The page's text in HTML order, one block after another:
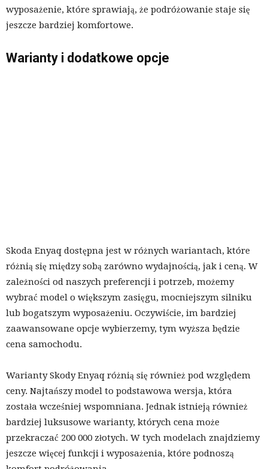
wyposażenie, które sprawiają, że podróżowanie staje się
jeszcze bardziej komfortowe.
Warianty i dodatkowe opcje
Skoda Enyaq dostępna jest w różnych wariantach, które
różnią się między sobą zarówno wydajnością, jak i ceną. W
zależności od naszych preferencji i potrzeb, możemy
wybrać model o większym zasięgu, mocniejszym silniku
lub bogatszym wyposażeniu. Oczywiście, im bardziej
zaawansowane opcje wybierzemy, tym wyższa będzie
cena samochodu.
Warianty Skody Enyaq różnią się również pod względem
ceny. Najtańszy model to podstawowa wersja, która
została wcześniej wspomniana. Jednak istnieją również
bardziej luksusowe warianty, których cena może
przekraczać 200 000 złotych. W tych modelach znajdziemy
jeszcze więcej funkcji i wyposażenia, które podnoszą